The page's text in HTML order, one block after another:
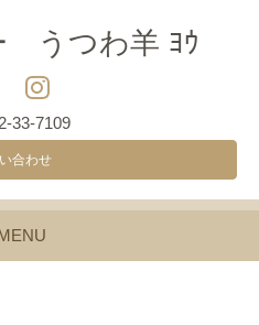
うつわ羊 ﾖｳ
33-7109
合わせ